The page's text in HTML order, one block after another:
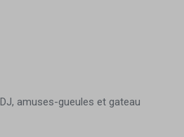
amuses-gueules et gateau